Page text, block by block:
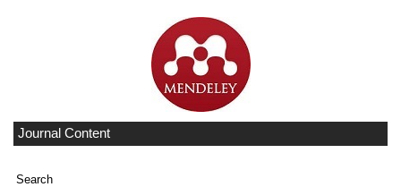
Journal Content
Search